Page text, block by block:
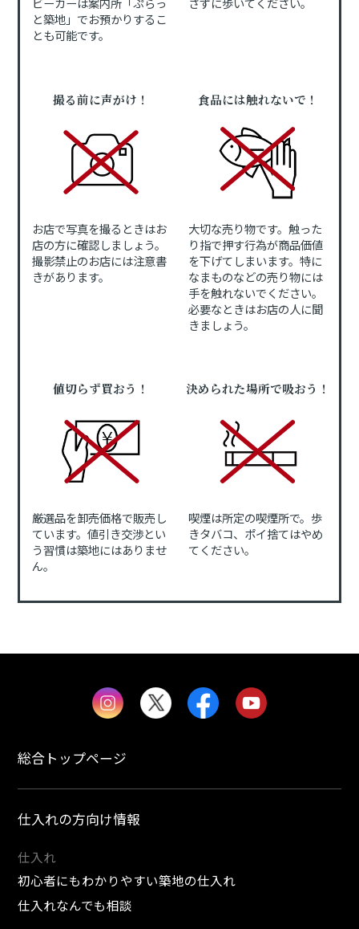
と築地」でお預かりするこ
とも可能です。
撮る前に声がけ！
お店で写真を撮るときはお
店の方に確認しましょう。
撮影禁止のお店には注意書
きがあります。
食品には触れないで！
大切な売り物です。触った
り指で押す行為が商品価値
を下げてしまいます。特に
なまものなどの売り物には
手を触れないでください。
必要なときはお店の人に聞
きましょう。
値切らず買おう！
厳選品を卸売価格で販売し
ています。値引き交渉とい
う習慣は築地にはありませ
ん。
決められた場所で吸おう！
喫煙は所定の喫煙所で。歩
きタバコ、ポイ捨てはやめ
てください。
総合トップページ
仕入れの方向け情報
仕入れ
初心者にもわかりやすい築地の仕入れ
仕入れなんでも相談